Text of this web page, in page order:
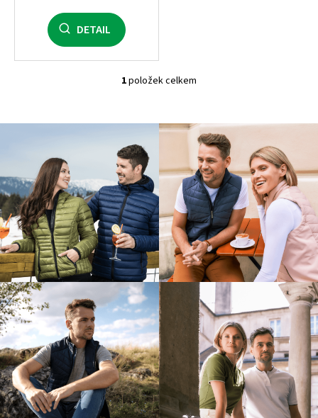
DETAIL
O
l
á
a
c
í
p
r
v
k
y
v
ý
p
i
s
u
1položek celkem